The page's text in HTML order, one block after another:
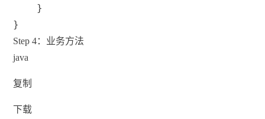
}
}
Step 4：业务方法
java
复制
下载